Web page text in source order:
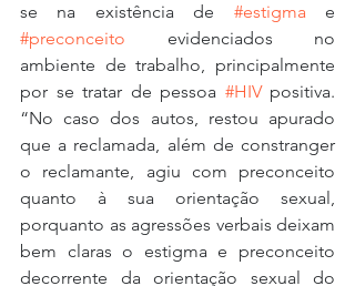
se na existência de #estigma
#preconceito evidenciados no
ambiente de trabalho, principalmente
por se tratar de pessoa #HIV positiva.
“No caso dos autos, restou apurado
que a reclamada, além de constranger
o reclamante, agiu com preconceito
quanto à sua orientação sexual,
porquanto as agressões verbais deixam
bem claras o estigma e preconceito
decorrente da orientação sexual do